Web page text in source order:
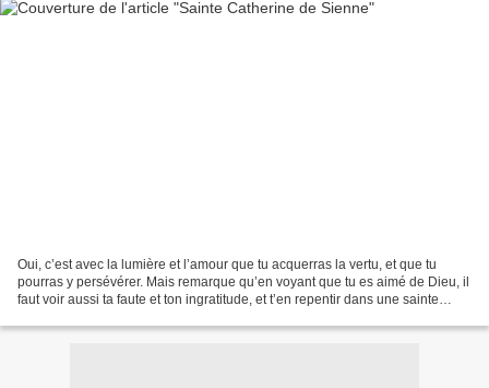
Oui, c’est avec la lumière et l’amour que tu acquerras la vertu, et que tu
pourras y persévérer. Mais remarque qu’en voyant que tu es aimé de Dieu, il
faut voir aussi ta faute et ton ingratitude, et t’en repentir dans une sainte